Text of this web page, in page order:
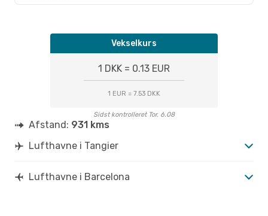
Vekselkurs
1 DKK = 0.13 EUR
1 EUR = 7.53 DKK
Sidst kontrolleret Tor. 6.08
Afstand: 931 kms
Lufthavne i Tangier
Lufthavne i Barcelona